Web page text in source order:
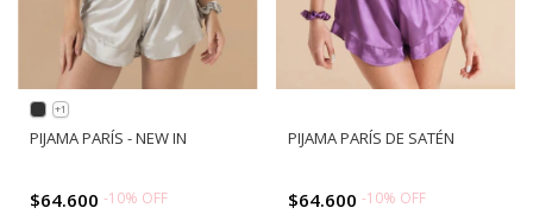
+1
PIJAMA PARÍS - NEW IN
$64.600 -10% OFF
PIJAMA PARÍS DE SATÉN
$64.600 -10% OFF